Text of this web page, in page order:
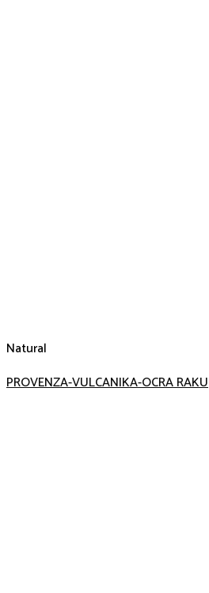
Natural
PROVENZA-VULCANIKA-OCRA RAKU